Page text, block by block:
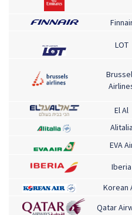
LOT
El Al
Alitalia
EVA
Iberia
Korean
Qatar